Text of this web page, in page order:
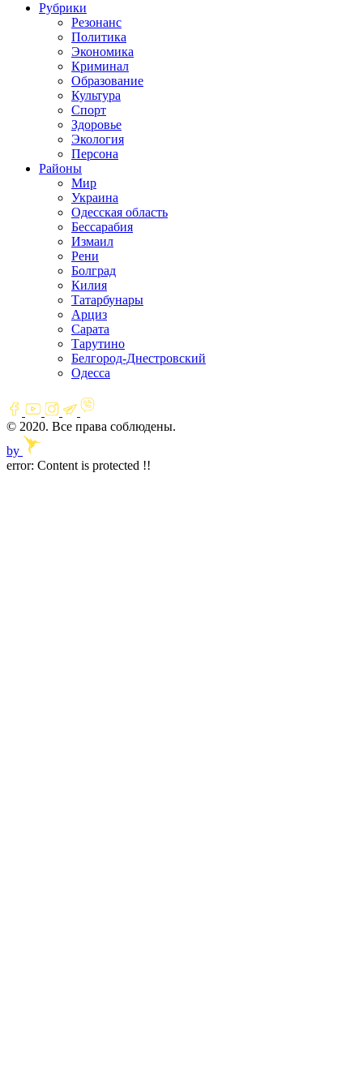
Рубрики
Резонанс
Политика
Экономика
Криминал
Образование
Культура
Спорт
Здоровье
Экология
Персона
Районы
Мир
Украина
Одесская область
Бессарабия
Измаил
Рени
Болград
Килия
Татарбунары
Арциз
Сарата
Тарутино
Белгород-Днестровский
Одесса
© 2020. Все права соблюдены.
by
error: Content is protected !!